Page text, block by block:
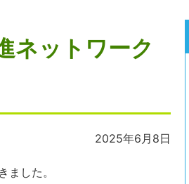
ネットワーク
2025年6月8日
ました。